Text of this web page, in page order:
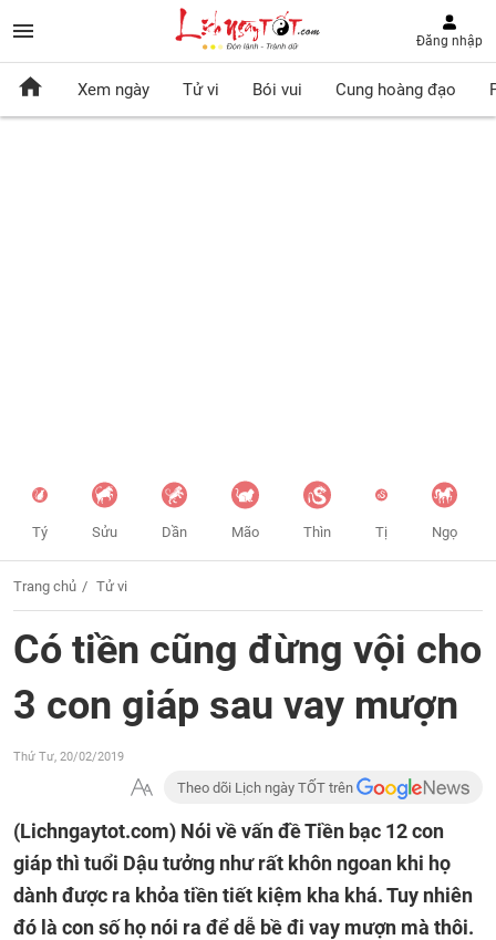
Đăng nhập
Xem ngày Tử vi Bói vui Cung hoàng đạo
Tý Sửu Dần Mão Thìn Tị Ngọ
Trang chủ Tử vi
Có tiền cũng đừng vội cho
3 con giáp sau vay mượn
Thứ Tư, 20/02/2019
Theo dõi Lịch ngày TỐT trên
(Lichngaytot.com) Nói về vấn đề Tiền bạc 12 con
giáp thì tuổi Dậu tưởng như rất khôn ngoan khi họ
dành được ra khỏa tiền tiết kiệm kha khá. Tuy nhiên
đó là con số họ nói ra để dễ bề đi vay mượn mà thôi.